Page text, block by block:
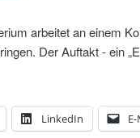
arbeitet an einem
Der Auftakt - ein
LinkedIn